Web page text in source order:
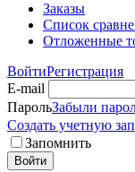
Заказы
Список
Отложенные
ВойтиРегистрация
E-mail
ПарольЗабыли
Создать учетную
Запомнить
Войти